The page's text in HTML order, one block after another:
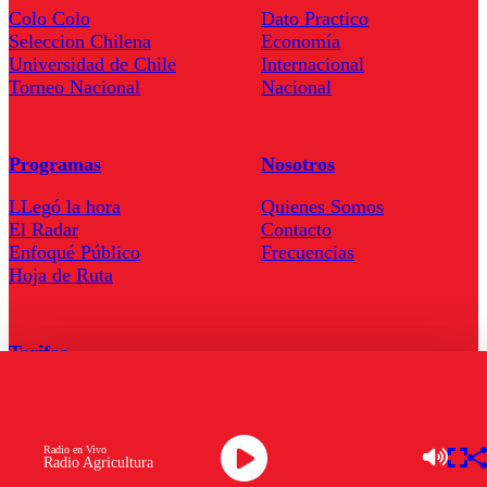
Radio Agricultura
Radio en Vivo
Colo Colo
Seleccion Chilena
Universidad de Chile
Torneo Nacional
Dato Practico
Economía
Internacional
Nacional
Programas
LLegó la hora
El Radar
Enfoqué Público
Hoja de Ruta
Nosotros
Quienes Somos
Contacto
Frecuencias
Tarifas